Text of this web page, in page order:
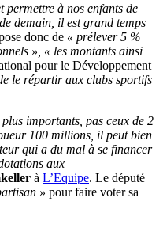
permettre à nos enfants de
demain, il est grand temps
donc de « prélever 5 %
», « les montants ainsi
pour le Développement
le répartir aux clubs sportifs
importants, pas ceux de 2
100 millions, il peut bien
qui a du mal à se financer
aux
à L’Equipe. Le député
» pour faire voter sa